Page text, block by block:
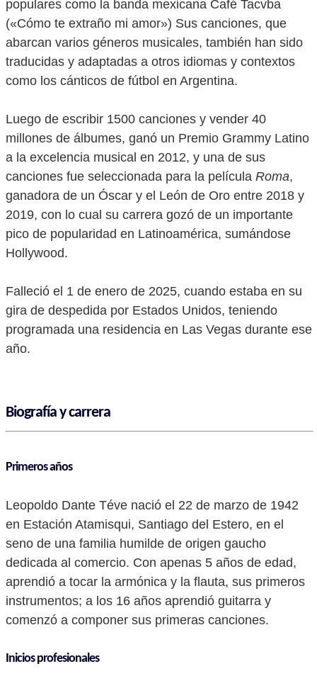
populares como la banda mexicana Café Tacvba
(«Cómo te extraño mi amor») Sus canciones, que
abarcan varios géneros musicales, también han sido
traducidas y adaptadas a otros idiomas y contextos
como los cánticos de fútbol en Argentina.
Luego de escribir 1500 canciones y vender 40
millones de álbumes, ganó un Premio Grammy Latino
a la excelencia musical en 2012, y una de sus
canciones fue seleccionada para la película Roma,
ganadora de un Óscar y el León de Oro entre 2018 y
2019, con lo cual su carrera gozó de un importante
pico de popularidad en Latinoamérica, sumándose
Hollywood.
Falleció el 1 de enero de 2025, cuando estaba en su
gira de despedida por Estados Unidos, teniendo
programada una residencia en Las Vegas durante ese
año.
Biografía y carrera
Primeros años
Leopoldo Dante Téve nació el 22 de marzo de 1942
en Estación Atamisqui, Santiago del Estero, en el
seno de una familia humilde de origen gaucho
dedicada al comercio. Con apenas 5 años de edad,
aprendió a tocar la armónica y la flauta, sus primeros
instrumentos; a los 16 años aprendió guitarra y
comenzó a componer sus primeras canciones.
Inicios profesionales